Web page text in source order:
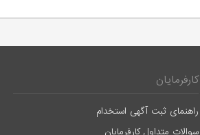
کارفرمایان
راهنمای ثبت آگهی استخدام
سوالات متداول کارفرمایان